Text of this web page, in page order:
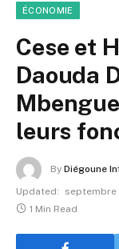
ÉCONOMIE
Cese et
Daouda
leurs
By Diégoune
Updated:
septembre
1 Min Read